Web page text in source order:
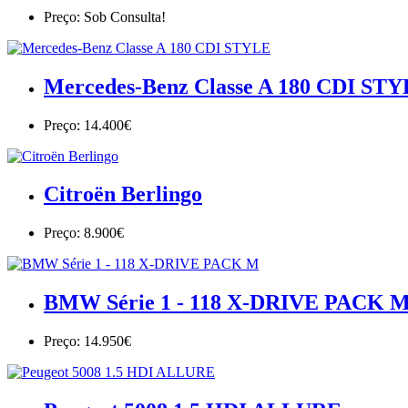
Preço: Sob Consulta!
Mercedes-Benz Classe A 180 CDI
Preço: 14.400€
Citroën Berlingo
Preço: 8.900€
BMW Série 1 - 118 X-DRIVE PACK
Preço: 14.950€